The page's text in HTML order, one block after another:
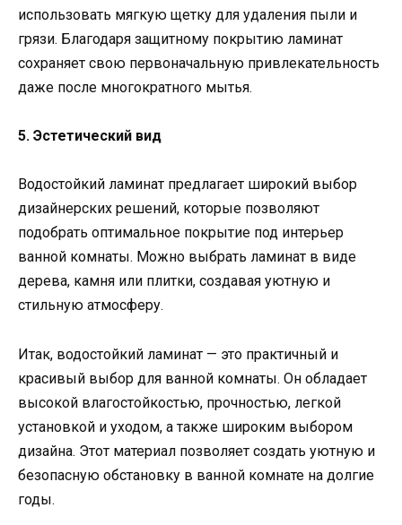
использовать мягкую щетку для удаления пыли и
грязи. Благодаря защитному покрытию ламинат
сохраняет свою первоначальную привлекательность
даже после многократного мытья.
5. Эстетический вид
Водостойкий ламинат предлагает широкий выбор
дизайнерских решений, которые позволяют
подобрать оптимальное покрытие под интерьер
ванной комнаты. Можно выбрать ламинат в виде
дерева, камня или плитки, создавая уютную и
стильную атмосферу.
Итак, водостойкий ламинат — это практичный и
красивый выбор для ванной комнаты. Он обладает
высокой влагостойкостью, прочностью, легкой
установкой и уходом, а также широким выбором
дизайна. Этот материал позволяет создать уютную и
безопасную обстановку в ванной комнате на долгие
годы.